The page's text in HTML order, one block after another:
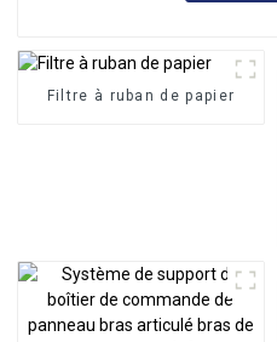
Filtre à ruban de papier